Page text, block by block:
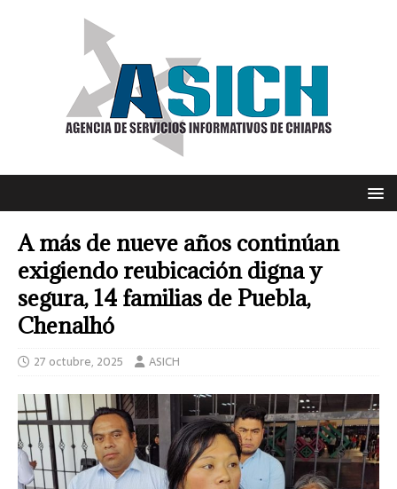
A más de nueve años continúan
exigiendo reubicación digna y
segura, 14 familias de Puebla,
Chenalhó
27 octubre, 2025 ASICH